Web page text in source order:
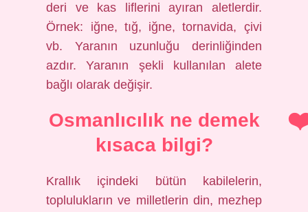
deri ve kas liflerini ayıran aletlerdir.
Örnek: iğne, tığ, iğne, tornavida, çivi
vb. Yaranın uzunluğu derinliğinden
azdır. Yaranın şekli kullanılan alete
bağlı olarak değişir.
Osmanlıcılık ne demek
kısaca bilgi?
Krallık içindeki bütün kabilelerin,
toplulukların ve milletlerin din, mezhep